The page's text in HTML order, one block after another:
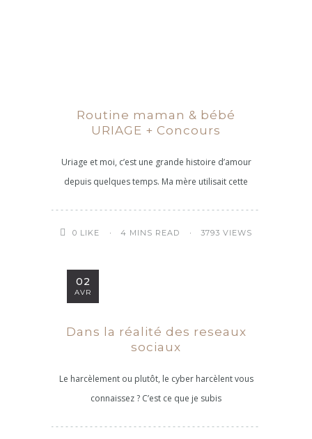
Routine maman & bébé
URIAGE + Concours
Uriage et moi, c’est une grande histoire d’amour
depuis quelques temps. Ma mère utilisait cette
0 LIKE 4 MINS READ 3793 VIEWS
02
AVR
Dans la réalité des reseaux
sociaux
Le harcèlement ou plutôt, le cyber harcèlent vous
connaissez ? C’est ce que je subis